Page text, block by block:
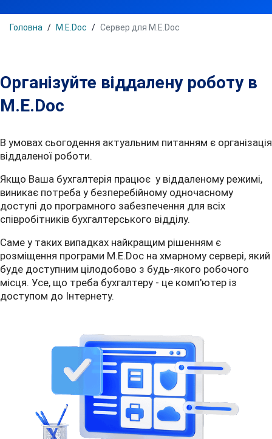
Головна M.E.Doc Сервер для M.E.Doc
Організуйте віддалену роботу в
M.E.Doc
В умовах сьогодення актуальним питанням є організація
віддаленої роботи.
Якщо Ваша бухгалтерія працює у віддаленому режимі,
виникає потреба у безперебійному одночасному
доступі до програмного забезпечення для всіх
співробітників бухгалтерського відділу.
Саме у таких випадках найкращим рішенням є
розміщення програми M.E.Doc на хмарному сервері, який
буде доступним цілодобово з будь-якого робочого
місця. Усе, що треба бухгалтеру - це комп'ютер із
доступом до Інтернету.